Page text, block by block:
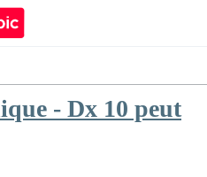
- Dx 10 peut